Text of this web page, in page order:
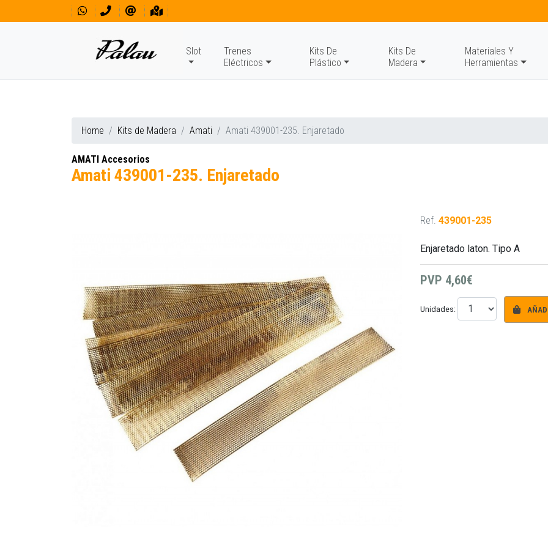
Slot
Trenes
Eléctricos
Kits De
Plástico
Kits De
Madera
Materiales Y
Herramientas
Home Kits de Madera Amati Amati 439001-235. Enjaretado
AMATI Accesorios
Amati 439001-235. Enjaretado
Ref. 439001-235
Enjaretado laton. Tipo A
PVP 4,60€
Unidades: